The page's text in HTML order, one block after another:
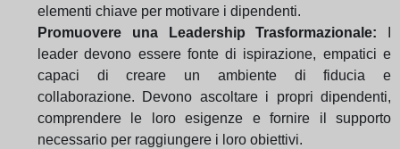
elementi chiave per motivare i dipendenti.
Promuovere una Leadership Trasformazionale:
leader devono essere fonte di ispirazione, empatici e
capaci di creare un ambiente di fiducia e
collaborazione. Devono ascoltare i propri dipendenti,
comprendere le loro esigenze e fornire il supporto
necessario per raggiungere i loro obiettivi.